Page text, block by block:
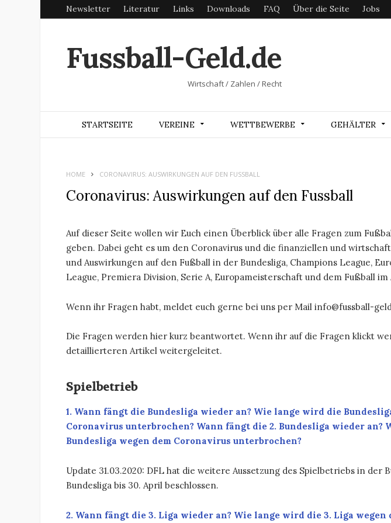
Newsletter Literatur Links Downloads FAQ Über die Seite Jobs
Fussball-Geld.de
Wirtschaft / Zahlen / Recht
STARTSEITE VEREINE WETTBEWERBE GEHÄLTER
HOME CORONAVIRUS: AUSWIRKUNGEN AUF DEN FUSSBALL
Coronavirus: Auswirkungen auf den Fussball
Auf dieser Seite wollen wir Euch einen Überblick über alle Fragen zum
geben. Dabei geht es um den Coronavirus und die finanziellen und
und Auswirkungen auf den Fußball in der Bundesliga, Champions League,
League, Premiera Division, Serie A, Europameisterschaft und dem Fußball
Wenn ihr Fragen habt, meldet euch gerne bei uns per Mail info@fussball-
Die Fragen werden hier kurz beantwortet. Wenn ihr auf die Fragen klickt
detaillierteren Artikel weitergeleitet.
Spielbetrieb
1. Wann fängt die Bundesliga wieder an? Wie lange wird die
Coronavirus unterbrochen? Wann fängt die 2. Bundesliga wieder an?
Bundesliga wegen dem Coronavirus unterbrochen?
Update 31.03.2020: DFL hat die weitere Aussetzung des Spielbetriebs in der
Bundesliga bis 30. April beschlossen.
2. Wann fängt die 3. Liga wieder an? Wie lange wird die 3. Liga wegen